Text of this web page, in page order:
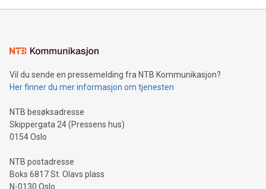
Vil du sende en pressemelding fra NTB Kommunikasjon?
Her finner du mer informasjon om tjenesten
NTB besøksadresse
Skippergata 24 (Pressens hus)
0154 Oslo
NTB postadresse
Boks 6817 St. Olavs plass
N-0130 Oslo